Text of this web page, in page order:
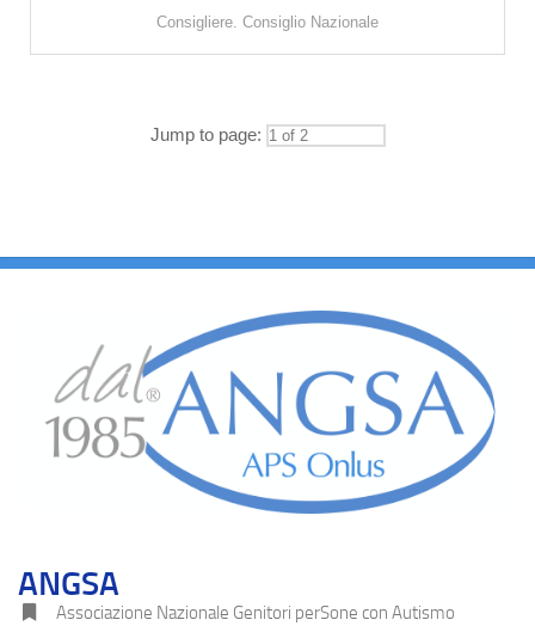
Consigliere. Consiglio Nazionale
Jump to page:
ANGSA
Associazione Nazionale Genitori perSone con Autismo